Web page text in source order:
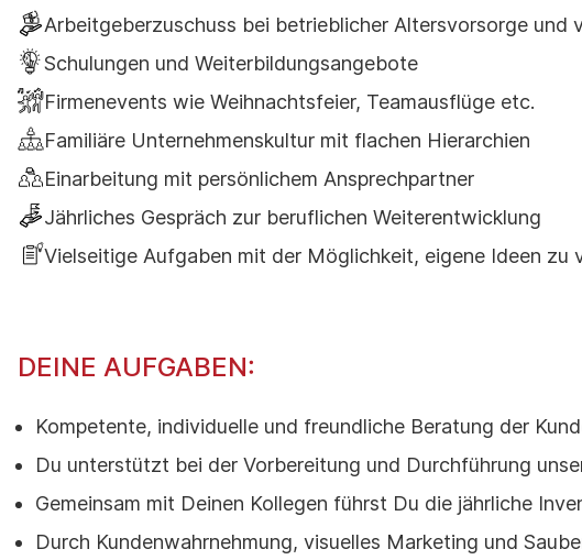
Arbeitgeberzuschuss bei betrieblicher Altersvorsorge und
Schulungen und Weiterbildungsangebote
Firmenevents wie Weihnachtsfeier, Teamausflüge etc.
Familiäre Unternehmenskultur mit flachen Hierarchien
Einarbeitung mit persönlichem Ansprechpartner
Jährliches Gespräch zur beruflichen Weiterentwicklung
Vielseitige Aufgaben mit der Möglichkeit, eigene Ideen zu
DEINE AUFGABEN:
Kompetente, individuelle und freundliche Beratung der
Du unterstützt bei der Vorbereitung und Durchführung
Gemeinsam mit Deinen Kollegen führst Du die jährliche
Durch Kundenwahrnehmung, visuelles Marketing und